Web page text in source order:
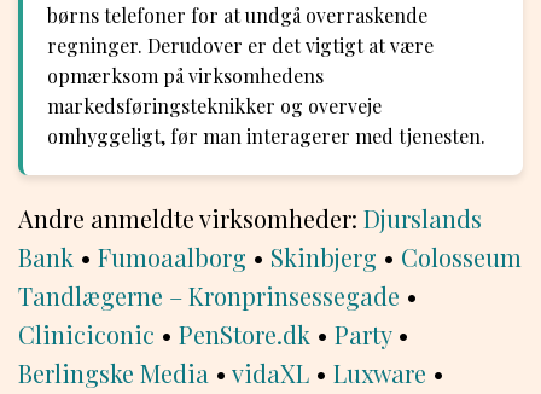
børns telefoner for at undgå overraskende
regninger. Derudover er det vigtigt at være
opmærksom på virksomhedens
markedsføringsteknikker og overveje
omhyggeligt, før man interagerer med tjenesten.
Andre anmeldte virksomheder: Djurslands
Bank • Fumoaalborg • Skinbjerg • Colosseum
Tandlægerne – Kronprinsessegade •
Cliniciconic • PenStore.dk • Party•
Berlingske Media • vidaXL • Luxware •